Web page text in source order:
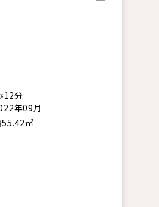
12分
年09月
55.42㎡